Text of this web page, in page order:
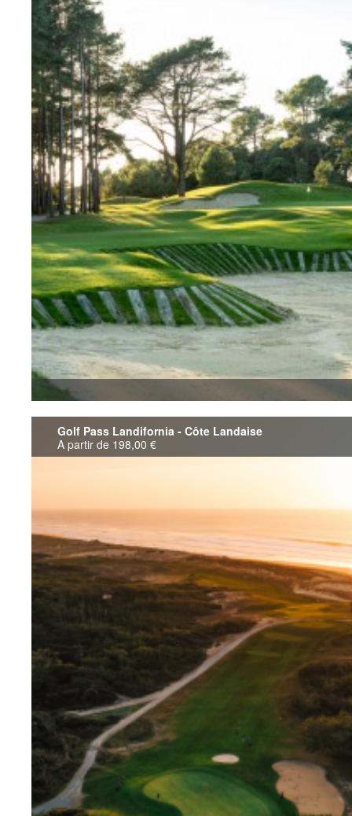
Golf Pass Landifornia - Côte Landaise
A partir de 198,00 €